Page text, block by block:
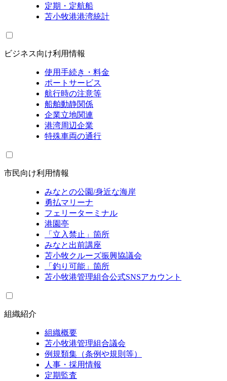
定期・定航船
苫小牧港港湾統計
ビジネス向け利用情報
使用手続き・料金
ポートサービス
航行時の注意等
船舶動静関係
企業立地関連
港湾周辺企業
特殊車両の通行
市民向け利用情報
みなとの公園/身近な海岸
勇払マリーナ
フェリーターミナル
港園亭
「立入禁止」箇所
みなと出前講座
苫小牧クルーズ振興協議会
「釣り可能」箇所
苫小牧港管理組合公式SNSアカウント
組織紹介
組織概要
苫小牧港管理組合議会
例規類集（条例や規則等）
人事・採用情報
定期監査